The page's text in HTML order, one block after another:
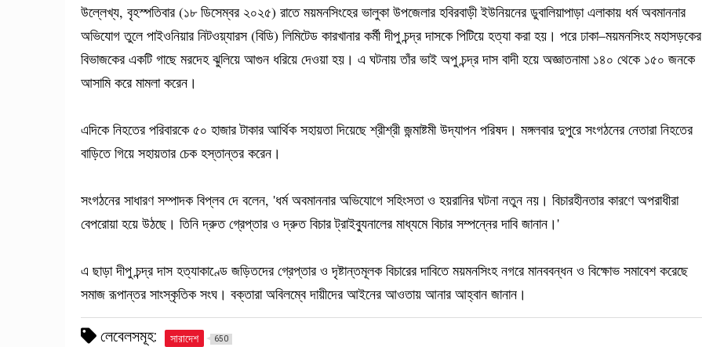
উল্লেখ্য, বৃহস্পতিবার (১৮ ডিসেম্বর ২০২৫) রাতে ময়মনসিংহের ভালুকা উপজেলার হবিরবাড়ী ইউনিয়নের ডুবালিয়াপাড়া এলাকায় ধর্ম অবমাননার
অভিযোগ তুলে পাইওনিয়ার নিটওয়্যারস (বিডি) লিমিটেড কারখানার কর্মী দীপু চন্দ্র দাসকে পিটিয়ে হত্যা করা হয়। পরে ঢাকা–ময়মনসিংহ মহাসড়কের
বিভাজকের একটি গাছে মরদেহ ঝুলিয়ে আগুন ধরিয়ে দেওয়া হয়। এ ঘটনায় তাঁর ভাই অপু চন্দ্র দাস বাদী হয়ে অজ্ঞাতনামা ১৪০ থেকে ১৫০ জনকে
আসামি করে মামলা করেন।
এদিকে নিহতের পরিবারকে ৫০ হাজার টাকার আর্থিক সহায়তা দিয়েছে শ্রীশ্রী জন্মাষ্টমী উদ্‌যাপন পরিষদ। মঙ্গলবার দুপুরে সংগঠনের নেতারা নিহতের
বাড়িতে গিয়ে সহায়তার চেক হস্তান্তর করেন।
সংগঠনের সাধারণ সম্পাদক বিপ্লব দে বলেন, 'ধর্ম অবমাননার অভিযোগে সহিংসতা ও হয়রানির ঘটনা নতুন নয়। বিচারহীনতার কারণে অপরাধীরা
বেপরোয়া হয়ে উঠছে। তিনি দ্রুত গ্রেপ্তার ও দ্রুত বিচার ট্রাইব্যুনালের মাধ্যমে বিচার সম্পন্নের দাবি জানান।'
এ ছাড়া দীপু চন্দ্র দাস হত্যাকাণ্ডে জড়িতদের গ্রেপ্তার ও দৃষ্টান্তমূলক বিচারের দাবিতে ময়মনসিংহ নগরে মানববন্ধন ও বিক্ষোভ সমাবেশ করেছে
সমাজ রূপান্তর সাংস্কৃতিক সংঘ। বক্তারা অবিলম্বে দায়ীদের আইনের আওতায় আনার আহ্বান জানান।
লেবেলসমূহ: সারাদেশ 650